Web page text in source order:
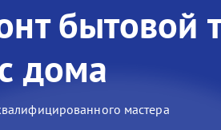
бытовой
дома
мастера